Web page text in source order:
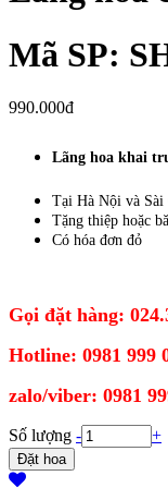
Mã SP:
990.000đ
Lãng hoa khai
Tại Hà Nội và Sài
Tặng thiệp hoặc
Có hóa đơn đỏ
Gọi đặt hàng:
Hotline: 0981 999
zalo/viber: 0981
Số lượng - +